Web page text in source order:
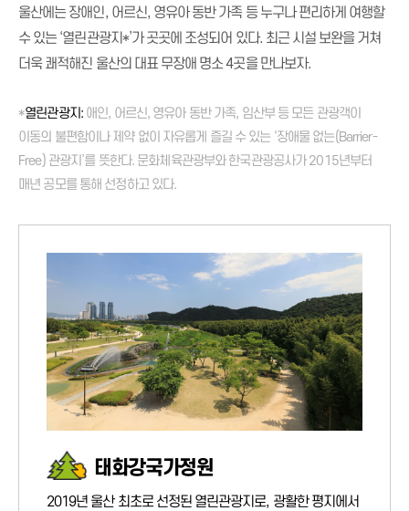
울산에는 장애인, 어르신, 영유아 동반 가족 등 누구나 편리하게 여행할
수 있는 ‘열린관광지*’가 곳곳에 조성되어 있다. 최근 시설 보완을 거쳐
더욱 쾌적해진 울산의 대표 무장애 명소 4곳을 만나보자.
*열린관광지:애인, 어르신, 영유아 동반 가족, 임산부 등 모든 관광객이
이동의 불편함이나 제약 없이 자유롭게 즐길 수 있는 ‘장애물 없는(Barrier-
Free) 관광지’를 뜻한다. 문화체육관광부와 한국관광공사가 2015년부터
매년 공모를 통해 선정하고 있다.
태화강국가정원
2019년 울산 최초로 선정된 열린관광지로, 광활한 평지에서